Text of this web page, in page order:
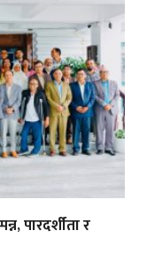
पारदर्शीता र